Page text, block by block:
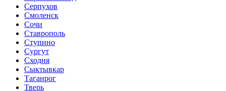
Серпухов
Смоленск
Сочи
Ставрополь
Ступино
Сургут
Сходня
Сыктывкар
Таганрог
Тверь